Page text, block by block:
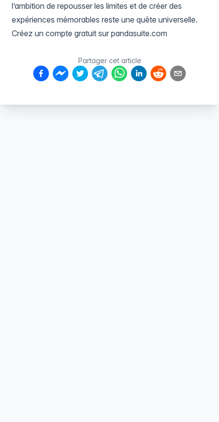
l’ambition de repousser les limites et de créer des
expériences mémorables reste une quête universelle.
Créez un compte gratuit sur pandasuite.com
Partager cet article